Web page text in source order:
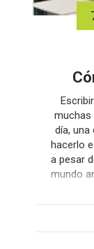
muchas
día,
hacerlo
a pesar
mundo